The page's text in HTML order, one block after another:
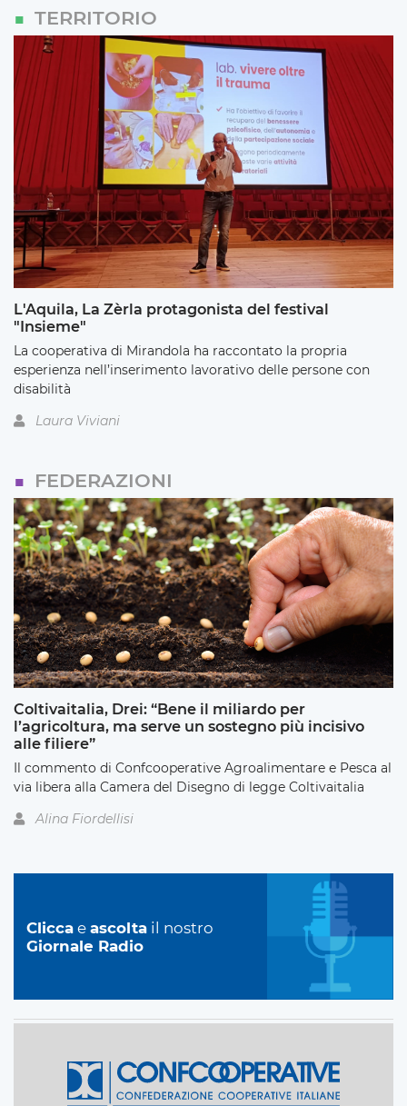
TERRITORIO
L'Aquila, La Zèrla protagonista del festival
"Insieme"
La cooperativa di Mirandola ha raccontato la propria
esperienza nell’inserimento lavorativo delle persone con
disabilità
Laura Viviani
FEDERAZIONI
Coltivaitalia, Drei: “Bene il miliardo per
l’agricoltura, ma serve un sostegno più incisivo
alle filiere”
Il commento di Confcooperative Agroalimentare e Pesca al
via libera alla Camera del Disegno di legge Coltivaitalia
Alina Fiordellisi
Clicca e ascolta il nostro
Giornale Radio